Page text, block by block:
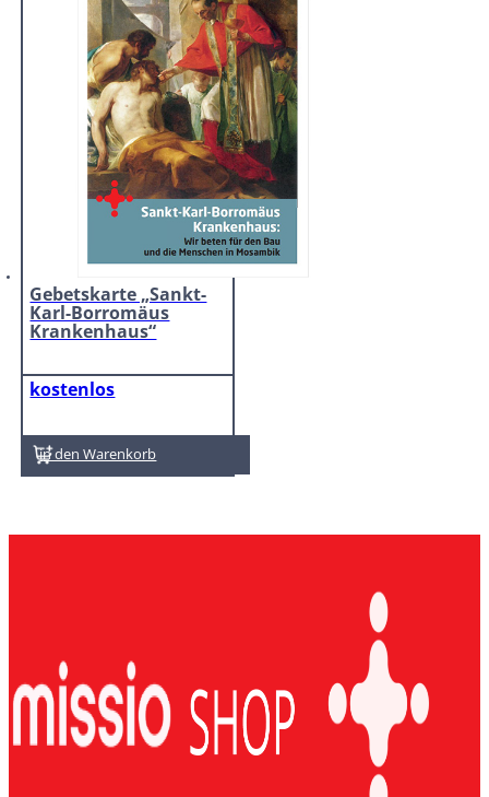
Gebetskarte „Sankt-
Karl-Borromäus
Krankenhaus“
kostenlos
In den Warenkorb